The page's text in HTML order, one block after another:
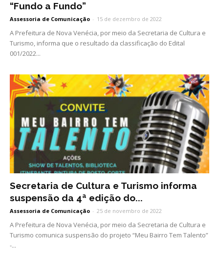
“Fundo a Fundo”
Assessoria de Comunicação - 15 de dezembro de 2022
A Prefeitura de Nova Venécia, por meio da Secretaria de Cultura e
Turismo, informa que o resultado da classificação do Edital
001/2022...
Secretaria de Cultura e Turismo informa
suspensão da 4ª edição do...
Assessoria de Comunicação - 25 de novembro de 2022
A Prefeitura de Nova Venécia, por meio da Secretaria de Cultura e
Turismo comunica suspensão do projeto “Meu Bairro Tem Talento”
-...